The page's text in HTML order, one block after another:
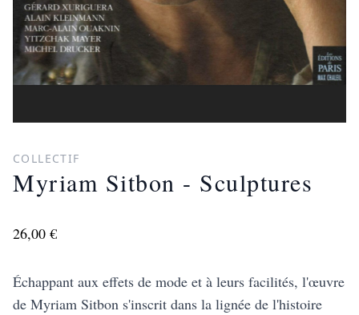
COLLECTIF
Myriam Sitbon - Sculptures
26,00 €
Échappant aux effets de mode et à leurs facilités, l'œuvre
de Myriam Sitbon s'inscrit dans la lignée de l'histoire